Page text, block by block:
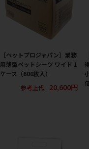
［ペットプロジャパン］業務
用薄型ペットシーツ ワイド 1
ケース（600枚入）
参考上代
20,600円